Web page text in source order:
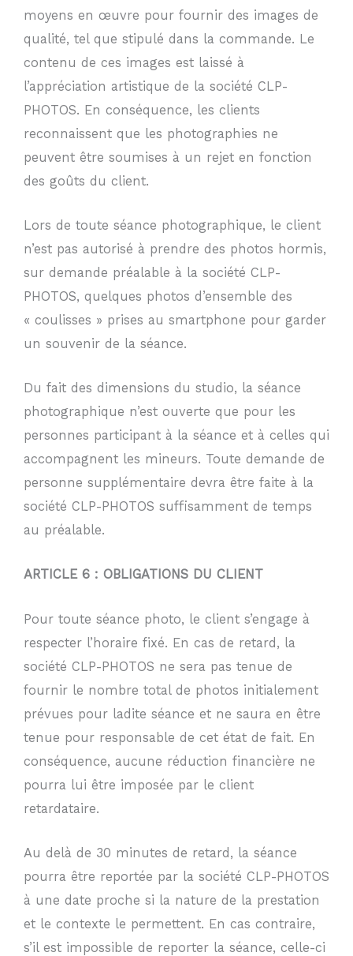
moyens en œuvre pour fournir des images de
qualité, tel que stipulé dans la commande. Le
contenu de ces images est laissé à
l’appréciation artistique de la société CLP-
PHOTOS. En conséquence, les clients
reconnaissent que les photographies ne
peuvent être soumises à un rejet en fonction
des goûts du client.
Lors de toute séance photographique, le client
n’est pas autorisé à prendre des photos hormis,
sur demande préalable à la société CLP-
PHOTOS, quelques photos d’ensemble des
« coulisses » prises au smartphone pour garder
un souvenir de la séance.
Du fait des dimensions du studio, la séance
photographique n’est ouverte que pour les
personnes participant à la séance et à celles qui
accompagnent les mineurs. Toute demande de
personne supplémentaire devra être faite à la
société CLP-PHOTOS suffisamment de temps
au préalable.
ARTICLE 6 : OBLIGATIONS DU CLIENT
Pour toute séance photo, le client s’engage à
respecter l’horaire fixé. En cas de retard, la
société CLP-PHOTOS ne sera pas tenue de
fournir le nombre total de photos initialement
prévues pour ladite séance et ne saura en être
tenue pour responsable de cet état de fait. En
conséquence, aucune réduction financière ne
pourra lui être imposée par le client
retardataire.
Au delà de 30 minutes de retard, la séance
pourra être reportée par la société CLP-PHOTOS
à une date proche si la nature de la prestation
et le contexte le permettent. En cas contraire,
s’il est impossible de reporter la séance, celle-ci